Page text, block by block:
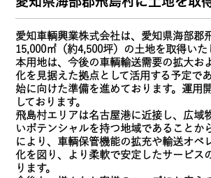
愛知車輌興業株式会社は、愛知県海部郡
15,000㎡（約4,500坪）の土地を取得いた
本用地は、今後の車輌輸送需要の拡大お
化を見据えた拠点として活用する予定で
始に向けた準備を進めております。運用
しております。
飛島村エリアは名古屋港に近接し、広域
いポテンシャルを持つ地域であることか
により、車輌保管機能の拡充や輸送オペ
化を図り、より柔軟で安定したサービス
ります。